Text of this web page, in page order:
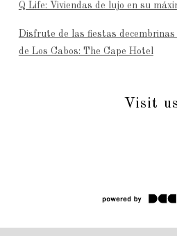
Q Life: Viviendas de lujo en su
Disfrute de las fiestas
de Los Cabos: The Cape Hotel
Visit